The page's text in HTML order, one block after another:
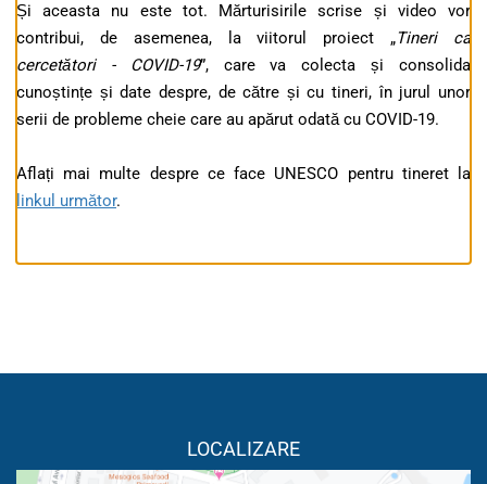
Și aceasta nu este tot. Mărturisirile scrise și video vor
contribui, de asemenea, la viitorul proiect „Tineri ca
cercetători - COVID-19”, care va colecta și consolida
cunoștințe și date despre, de către și cu tineri, în jurul unor
serii de probleme cheie care au apărut odată cu COVID-19.
Aflați mai multe despre ce face UNESCO pentru tineret la
linkul următor.
LOCALIZARE